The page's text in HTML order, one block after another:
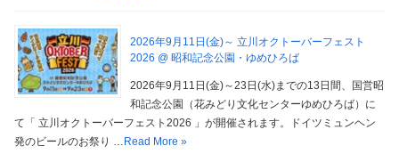
2026年9月11日(金)～ 立川オクトーバーフェスト
2026 @ 昭和記念公園・ゆめひろば
2026年9月11日(金)～23日(水)までの13日間、国営昭
和記念公園（花みどり文化センターゆめひろば）に
て「 立川オクトーバーフェスト2026 」が開催されます。ドイツミュンヘン
発のビールのお祭り … Read More »